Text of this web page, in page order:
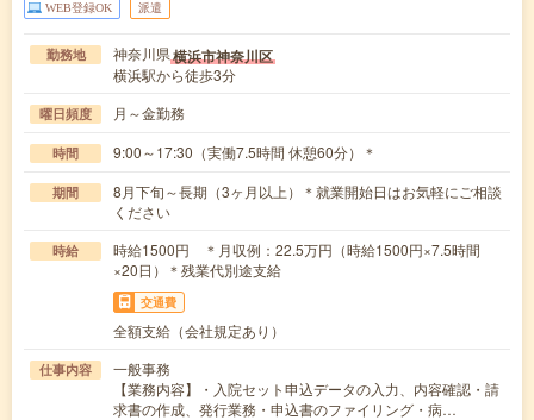
WEB登録OK 派遣
勤務地 神奈川県横浜市神奈川区
横浜駅から徒歩3分
曜日頻度 月～金勤務
時間 9:00～17:30（実働7.5時間 休憩60分）＊
期間
8月下旬～長期（3ヶ月以上）＊就業開始日はお気軽にご相談
ください
時給
時給1500円 ＊月収例：22.5万円（時給1500円×7.5時間
×20日）＊残業代別途支給
交通費
全額支給（会社規定あり）
仕事内容
一般事務
【業務内容】・入院セット申込データの入力、内容確認・請
求書の作成、発行業務・申込書のファイリング・病…